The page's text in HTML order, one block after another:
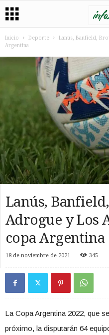
Inicio Deporte
Lanús, Banfield,
Argentina
Lanús,
Adrogue y Los
copa Argentina
18 de noviembre de 2021 345
La Copa Argentina 2022, que
próximo, la disputarán 64